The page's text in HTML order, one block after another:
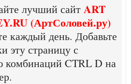
лучший сайт ART
(АртСоловей.ру)
каждый день. Добавьте
эту страницу с
CTRL D на